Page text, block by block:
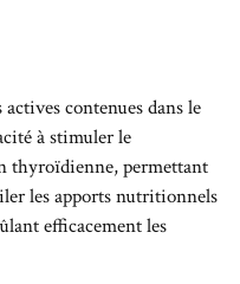
contenues dans le
à stimuler le
thyroïdienne, permettant
les apports nutritionnels
efficacement les